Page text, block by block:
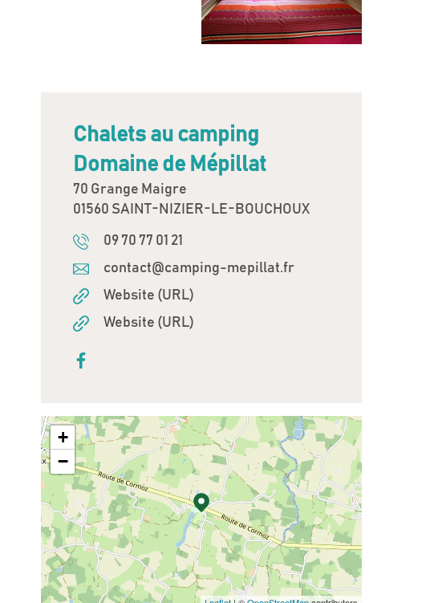
Chalets au camping
Domaine de Mépillat
70 Grange Maigre
01560 SAINT-NIZIER-LE-BOUCHOUX
09 70 77 01 21
contact@camping-mepillat.fr
Website (URL)
Website (URL)
+
−